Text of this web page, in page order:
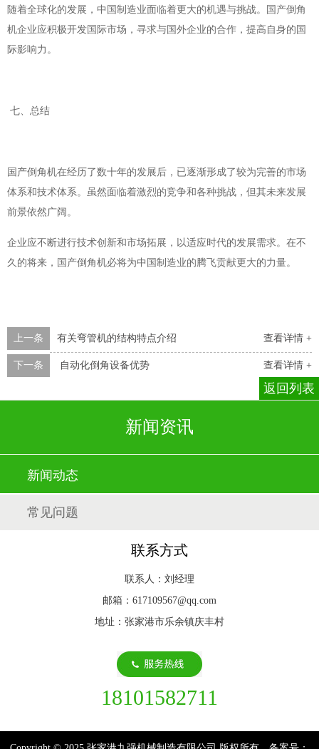
随着全球化的发展，中国制造业面临着更大的机遇与挑战。国产倒角
机企业应积极开发国际市场，寻求与国外企业的合作，提高自身的国
际影响力。
七、总结
国产倒角机在经历了数十年的发展后，已逐渐形成了较为完善的市场
体系和技术体系。虽然面临着激烈的竞争和各种挑战，但其未来发展
前景依然广阔。
企业应不断进行技术创新和市场拓展，以适应时代的发展需求。在不
久的将来，国产倒角机必将为中国制造业的腾飞贡献更大的力量。
查看详情 +
上一条 有关弯管机的结构特点介绍
查看详情 +
下一条 自动化倒角设备优势
返回列表
新闻资讯
新闻动态
常见问题
联系方式
联系人：刘经理
邮箱：617109567@qq.com
地址：张家港市乐余镇庆丰村
18101582711